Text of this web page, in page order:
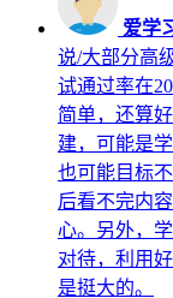
爱学
说/大部分高
试通过率在
简单，还算
建，可能是
也可能目标
后看不完内
心。另外，
对待，利用
是挺大的。